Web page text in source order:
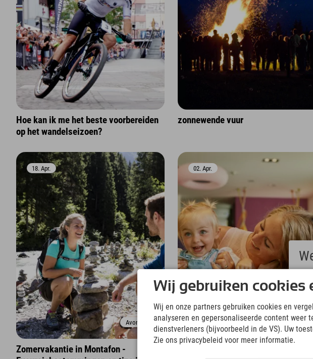
Hoe kan ik me het beste voorbereiden
op het wandelseizoen?
zonnewende vuur
Avontuur
18. Apr.
Zomervakantie in Montafon -
Avontuur
02. Apr.
Wij gebruiken cookies
Wij en onze partners gebruiken cookies en
analyseren en gepersonaliseerde content weer
dienstverleners (bijvoorbeeld in de VS). Uw
Zie ons privacybeleid voor meer informatie.